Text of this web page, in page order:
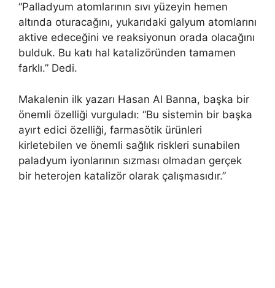
“Palladyum atomlarının sıvı yüzeyin hemen
altında oturacağını, yukarıdaki galyum atomlarını
aktive edeceğini ve reaksiyonun orada olacağını
bulduk. Bu katı hal katalizöründen tamamen
farklı.” Dedi.
Makalenin ilk yazarı Hasan Al Banna, başka bir
önemli özelliği vurguladı: “Bu sistemin bir başka
ayırt edici özelliği, farmasötik ürünleri
kirletebilen ve önemli sağlık riskleri sunabilen
paladyum iyonlarının sızması olmadan gerçek
bir heterojen katalizör olarak çalışmasıdır.”